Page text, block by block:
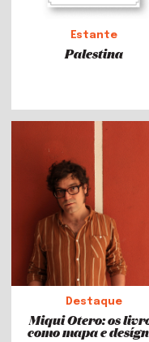
Estante
Palestina
Destaque
Miqui Otero: os
como mapa e